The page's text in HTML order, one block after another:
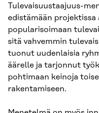
Tulevaisuustaajuus-
edistämään
popularisoimaan
sitä vahvemmin
tuonut uudenlaisia
äärelle ja tarjonnut
pohtimaan keinoja
rakentamiseen.